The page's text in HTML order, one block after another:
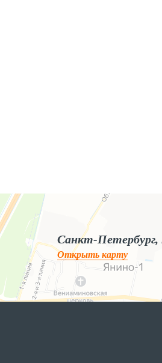
Яндекс.Карты
Яндекс.Карты — поиск мест и адресов, городской
Санкт-Петербург,
Открыть карту